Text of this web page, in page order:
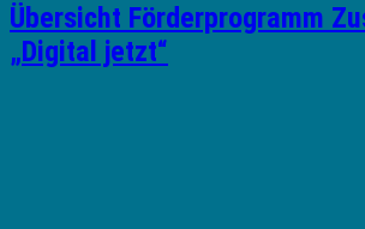
Übersicht Förderprogramm
„Digital jetzt“